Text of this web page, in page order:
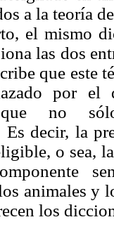
a la teoría
el mismo
las dos
que este
por
que no
Es decir, la
o sea,
animales y
los